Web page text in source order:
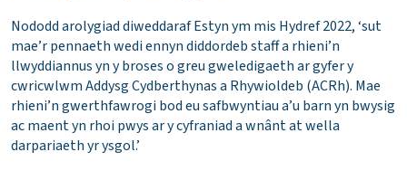
Nododd arolygiad diweddaraf Estyn ym mis Hydref 2022, ‘sut
mae’r pennaeth wedi ennyn diddordeb staff a rhieni’n
llwyddiannus yn y broses o greu gweledigaeth ar gyfer y
cwricwlwm Addysg Cydberthynas a Rhywioldeb (ACRh). Mae
rhieni’n gwerthfawrogi bod eu safbwyntiau a’u barn yn bwysig
ac maent yn rhoi pwys ar y cyfraniad a wnânt at wella
darpariaeth yr ysgol.’